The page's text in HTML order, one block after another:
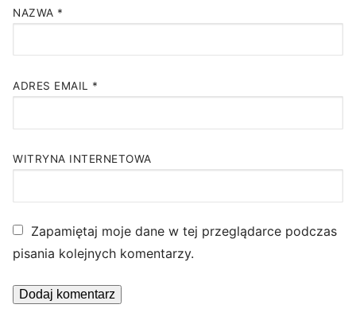
NAZWA *
ADRES EMAIL *
WITRYNA INTERNETOWA
Zapamiętaj moje dane w tej przeglądarce podczas
pisania kolejnych komentarzy.